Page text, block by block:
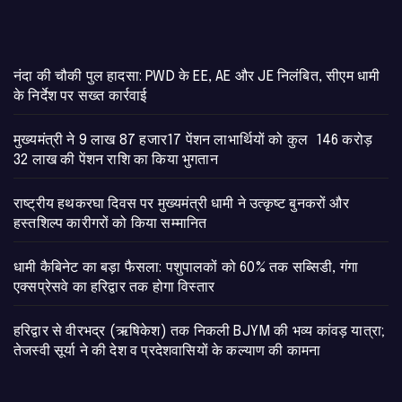
नंदा की चौकी पुल हादसा: PWD के EE, AE और JE निलंबित, सीएम धामी
के निर्देश पर सख्त कार्रवाई
मुख्यमंत्री ने 9 लाख 87 हजार17 पेंशन लाभार्थियों को कुल 146 करोड़
32 लाख की पेंशन राशि का किया भुगतान
राष्ट्रीय हथकरघा दिवस पर मुख्यमंत्री धामी ने उत्कृष्ट बुनकरों और
हस्तशिल्प कारीगरों को किया सम्मानित
​धामी कैबिनेट का बड़ा फैसला: पशुपालकों को 60% तक सब्सिडी, गंगा
एक्सप्रेसवे का हरिद्वार तक होगा विस्तार
​हरिद्वार से वीरभद्र (ऋषिकेश) तक निकली BJYM की भव्य कांवड़ यात्रा;
तेजस्वी सूर्या ने की देश व प्रदेशवासियों के कल्याण की कामना